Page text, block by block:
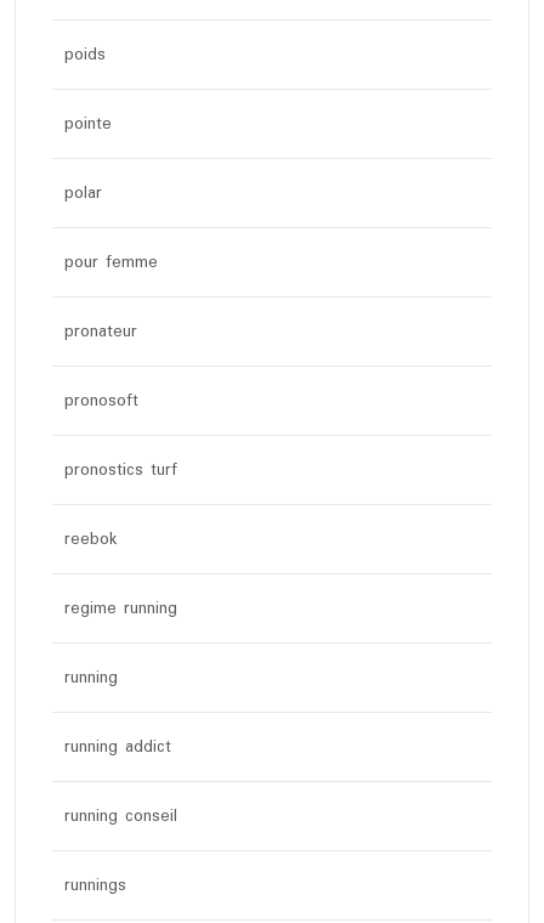
poids
pointe
polar
pour femme
pronateur
pronosoft
pronostics turf
reebok
regime running
running
running addict
running conseil
runnings